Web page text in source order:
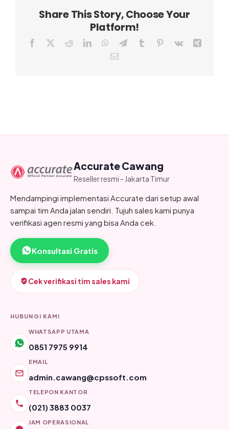
Share This Story, Choose Your
Platform!
Facebook RedditLinkedInWhatsApp
TelegramTumblr Pinterest
Vk
Email
Accurate Cawang
Reseller resmi - Jakarta Timur
Mendampingi implementasi Accurate dari setup awal
sampai tim Anda jalan sendiri. Tujuh sales kami punya
verifikasi agen resmi yang bisa Anda cek.
Konsultasi Gratis
Cek verifikasi tim sales kami
HUBUNGI KAMI
WHATSAPP UTAMA
0851 7975 9914
EMAIL
admin.cawang@cpssoft.com
TELEPON KANTOR
(021) 3883 0037
JAM OPERASIONAL